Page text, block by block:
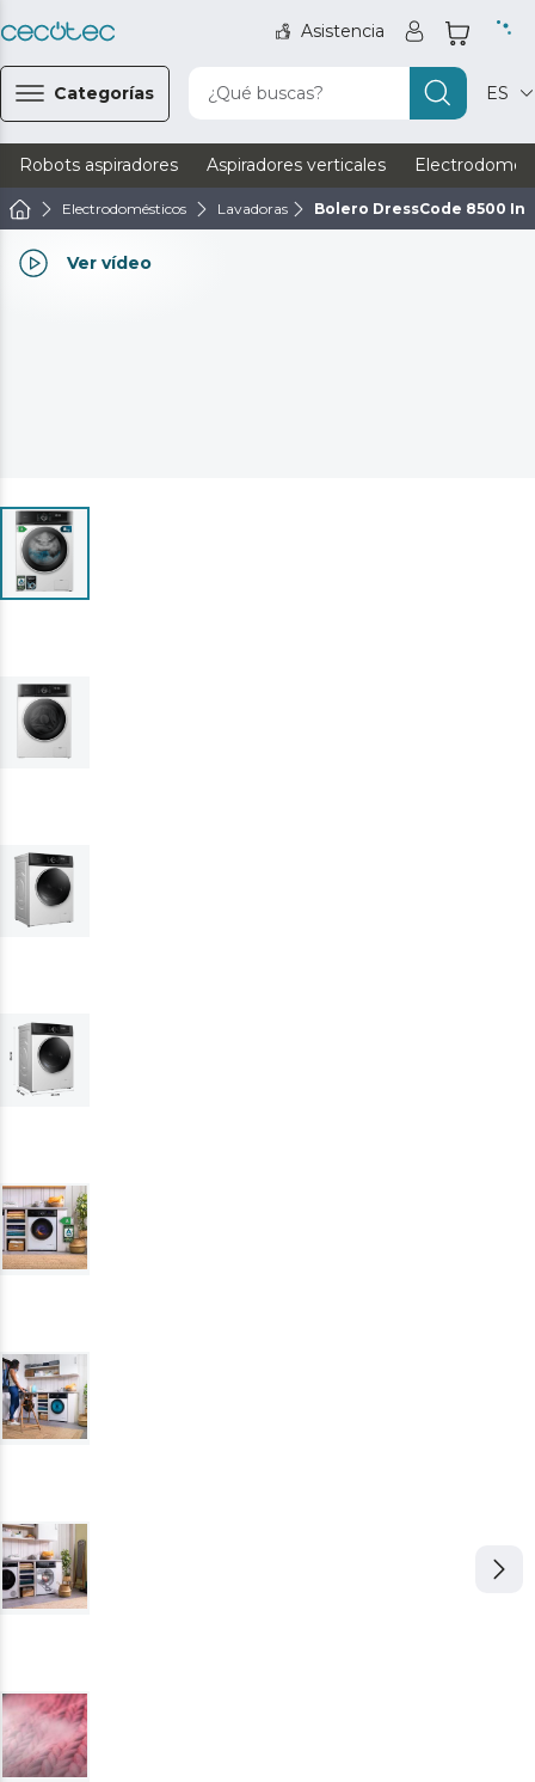
Asistencia
Categorías ¿Qué buscas? ES
Robots aspiradores Aspiradores verticales
Electrodomésticos Lavadoras Bolero DressCode 8500
Ver vídeo